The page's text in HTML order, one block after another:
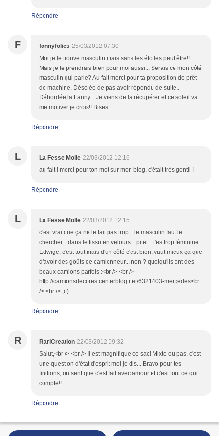
Répondre
F fannyfolies 25/03/2012 07:30
Moi je le trouve masculin mais sans les étoiles peut être!!
Mais je le prendrais bien pour moi aussi... Serais ce mon côté
masculin qui parle? Au fait merci pour ta proposition de prêt
de machine. Désolée de pas avoir répondu de suite..
Débordée la Fanny... Je viens de la récupérer et ce soleil va
me motiver je crois!! Bises
Répondre
L La Fesse Molle 22/03/2012 12:16
au fait ! merci pour ton mot sur mon blog, c'était très gentil !
Répondre
L La Fesse Molle 22/03/2012 12:15
c'est vrai que ça ne le fait pas trop... le masculin faut le
chercher... dans le tissu en velours... pitet... t'es trop féminine
Edwige, c'est tout mais d'un côté c'est bien, vaut mieux ça que
d'avoir des goûts de camionneur... non ? quoiqu'ils ont des
beaux camions parfois :<br /> <br />
http://camionsdecores.centerblog.net/6321403-mercedes<br
/> <br /> ;o)
Répondre
R RariCreation 22/03/2012 09:32
Salut,<br /> <br /> Il est magnifique ce sac! Mixte ou pas, c'est
une question d'état d'esprit moi je dis... Bravo pour tes
finitions, on sent que c'est fait avec amour et c'est tout ce qui
compte!!
Répondre